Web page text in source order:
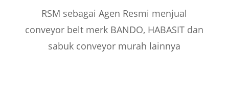
RSM sebagai Agen Resmi menjual
conveyor belt merk BANDO, HABASIT dan
sabuk conveyor murah lainnya